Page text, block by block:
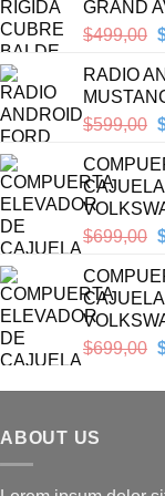
GRAND
$499,00
RADIO
$599,00
$699,00
$699,00
ABOUT US